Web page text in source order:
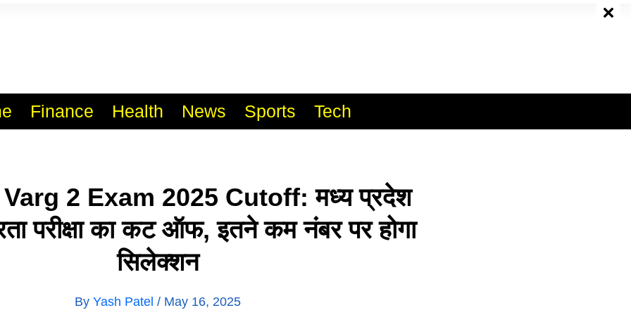
Finance Health News Sports Tech
2 Exam 2025 Cutoff: मध्य प्रदेश
परीक्षा का कट ऑफ, इतने कम नंबर पर होगा
सिलेक्शन
By Yash Patel / May 16, 2025